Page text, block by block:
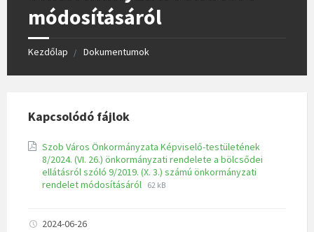
módosításáról
Kezdőlap Dokumentumok
Kapcsolódó fájlok
Szob Város Önkormányzata Képviselő-testületének
8/2024. (VI. 26.) önkormányzati rendelete a bölcsődei
ellátásról szóló 9/2019. (X. 3.) számú önkormányzati
rendelet módosításáról
62 kB
2024-06-26